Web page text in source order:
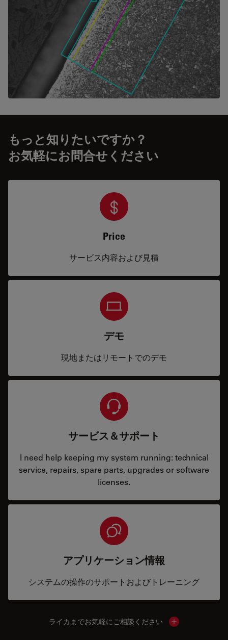
もっと知りたいですか？
お気軽にお問合せください
Price
サービス内容および見積
デモ
現地またはリモートでのデモ
サービス＆サポート
I need help keeping my system running: technical
service, repairs, spare parts, upgrades or software
licenses.
アプリケーション情報
システムの操作のサポートおよびトレーニング
ライカまでお気軽にご相談ください Show local